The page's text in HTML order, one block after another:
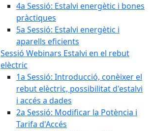
4a Sessió: Estalvi energètic i bones
pràctiques
5a Sessió: Estalvi energètic i
aparells eficients
Sessió Webinars Estalvi en el rebut
elèctric
1a Sessió: Introducció, conèixer el
rebut elèctric, possibilitat d'estalvi
i accés a dades
2a Sessió: Modificar la Potència i
Tarifa d'Accés